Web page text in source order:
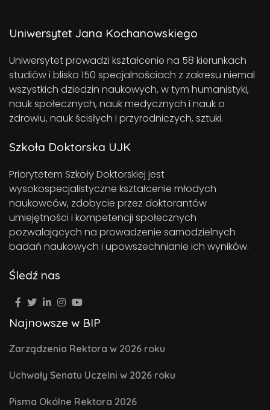
Uniwersytet Jana Kochanowskiego
Uniwersytet prowadzi kształcenie na 58 kierunkach
studiów i blisko 150 specjalnościach z zakresu niemal
wszystkich dziedzin naukowych, w tym humanistyki,
nauk społecznych, nauk medycznych i nauk o
zdrowiu, nauk ścisłych i przyrodniczych, sztuki.
Szkoła Doktorska UJK
Priorytetem Szkoły Doktorskiej jest
wysokospecjalistyczne kształcenie młodych
naukowców, zdobycie przez doktorantów
umiejętności i kompetencji społecznych
pozwalających na prowadzenie samodzielnych
badań naukowych i upowszechnianie ich wyników.
Śledź nas
Najnowsze w BIP
Zarządzenia Rektora w 2026 roku
Uchwały Senatu Uczelni w 2026 roku
Pisma Okólne Rektora 2026